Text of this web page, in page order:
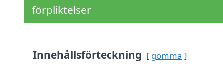
förpliktelser
Innehållsförteckning gömma